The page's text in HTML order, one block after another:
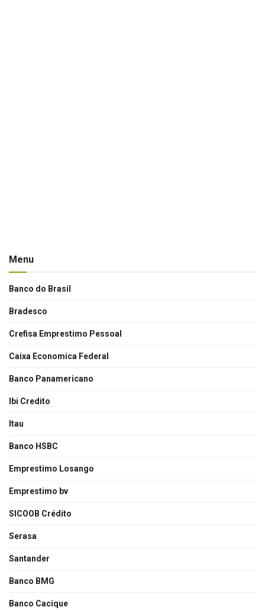
Menu
Banco do Brasil
Bradesco
Crefisa Emprestimo Pessoal
Caixa Economica Federal
Banco Panamericano
Ibi Credito
Itau
Banco HSBC
Emprestimo Losango
Emprestimo bv
SICOOB Crédito
Serasa
Santander
Banco BMG
Banco Cacique